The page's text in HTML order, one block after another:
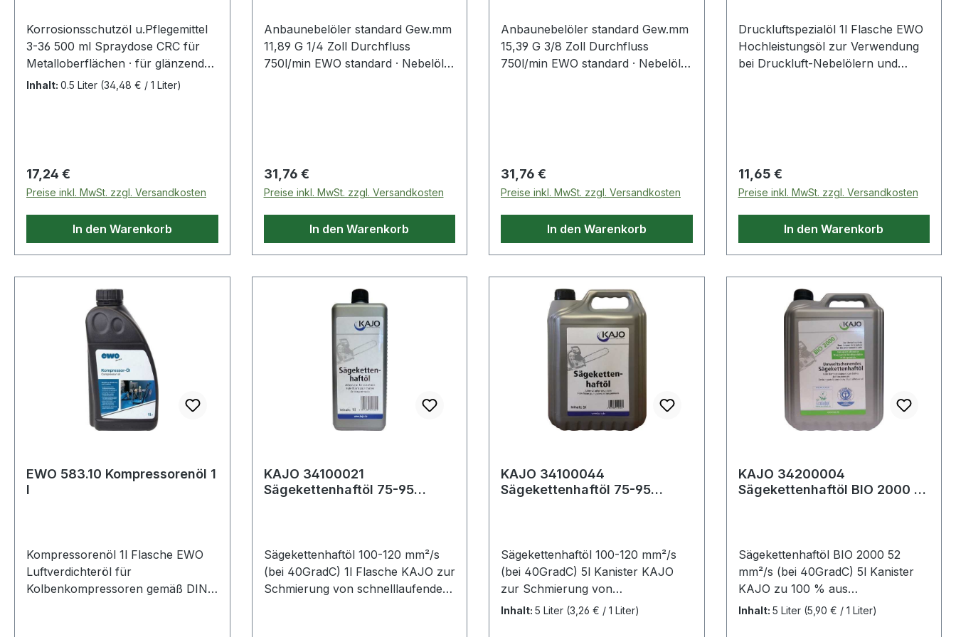
Korrosionsschutzöl u.Pflegemittel
3-36 500 ml Spraydose CRC für
Metalloberflächen · für glänzende
Oberflächen bei Aluminium,
°C · silikonfrei · gelistet beim
Aluminiumverband als
nichtabrasives Reinigungsmittel ·
registriert für die
Inhalt: 0.5 Liter (34,48 € / 1 Liter)
Regulärer Preis:
17,24 €
Preise inkl. MwSt. zzgl. Versandkosten
In den Warenkorb
Anbaunebelöler standard Gew.mm
11,89 G 1/4 Zoll Durchfluss
750l/min EWO standard · Nebelöler
eine Füllung = 3000 Arbeitstakte
Regulärer Preis:
31,76 €
Preise inkl. MwSt. zzgl. Versandkosten
In den Warenkorb
Anbaunebelöler standard Gew.mm
15,39 G 3/8 Zoll Durchfluss
750l/min EWO standard · Nebelöler
eine Füllung = 3000 Arbeitstakte
Regulärer Preis:
31,76 €
Preise inkl. MwSt. zzgl. Versandkosten
In den Warenkorb
Druckluftspezialöl 1l Flasche EWO
Hochleistungsöl zur Verwendung
bei Druckluft-Nebelölern und
Regulärer Preis:
11,65 €
Preise inkl. MwSt. zzgl. Versandkosten
In den Warenkorb
EWO 583.10 Kompressorenöl 1
l
Kompressorenöl 1l Flasche EWO
Luftverdichteröl für
Kolbenkompressoren gemäß DIN
KAJO 34100021
Sägekettenhaftöl 75-95
Sägekettenhaftöl 100-120 mm²/s
(bei 40GradC) 1l Flasche KAJO zur
Schmierung von schnelllaufenden
KAJO 34100044
Sägekettenhaftöl 75-95
Sägekettenhaftöl 100-120 mm²/s
(bei 40GradC) 5l Kanister KAJO
zur Schmierung von
schnelllaufenden Motor- und
Inhalt: 5 Liter (3,26 € / 1 Liter)
KAJO 34200004
Sägekettenhaftöl BIO 2000 76
Sägekettenhaftöl BIO 2000 52
mm²/s (bei 40GradC) 5l Kanister
KAJO zu 100 % aus
nachwachsenden Rohstoffen (aus
Inhalt: 5 Liter (5,90 € / 1 Liter)